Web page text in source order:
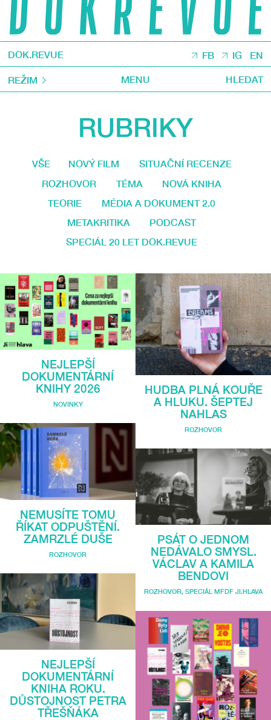
DOK.REVUE FB IG EN
REŽIM MENU HLEDAT
RUBRIKY
VŠE NOVÝ FILM
SITUAČNÍ RECENZE
ROZHOVOR
TÉMA
NOVÁ KNIHA
TEORIE
MÉDIA A DOKUMENT 2.0
METAKRITIKA
PODCAST
SPECIÁL 20 LET DOK.REVUE
NEJLEPŠÍ
DOKUMENTÁRNÍ
KNIHY 2026
NOVINKY
NEMUSÍTE TOMU
ŘÍKAT ODPUŠTĚNÍ.
ZAMRZLÉ DUŠE
ROZHOVOR
NEJLEPŠÍ
DOKUMENTÁRNÍ
KNIHA ROKU.
DŮSTOJNOST PETRA
TŘEŠŇÁKA
HUDBA PLNÁ KOUŘE
A HLUKU. ŠEPTEJ
NAHLAS
ROZHOVOR
PSÁT O JEDNOM
NEDÁVALO SMYSL.
VÁCLAV A KAMILA
BENDOVI
ROZHOVOR, SPECIÁL MFDF JI.HLAVA